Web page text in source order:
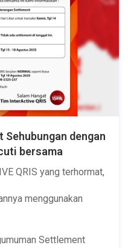
Sehubungan dengan
bersama
QRIS yang terhormat,
menggunakan
Settlement